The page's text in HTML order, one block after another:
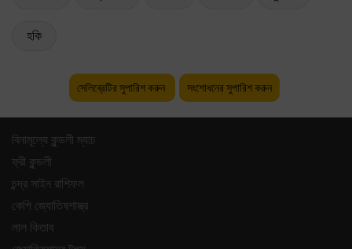
হকি
সেলিব্রেটির সুপারিশ করুন সংশোধনের সুপারিশ করুন
বিনামূল্যে কুন্ডলী ম্যাচ
ফ্রী কুন্ডলী
চন্দ্র সাইন রাশিফল
কেপি জ্যোতিষশাস্ত্র
লাল কিতাব